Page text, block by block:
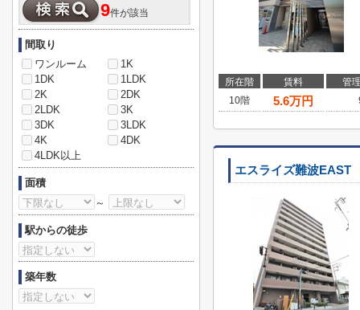
所在階 賃料
管
10階
5.6万円
エスライズ難波EAST
9件が該当
間取り
ワンルーム
1K
1DK
1LDK
2K
2DK
2LDK
3K
3DK
3LDK
4K
4DK
4LDK以上
面積
～
駅からの徒歩
築年数